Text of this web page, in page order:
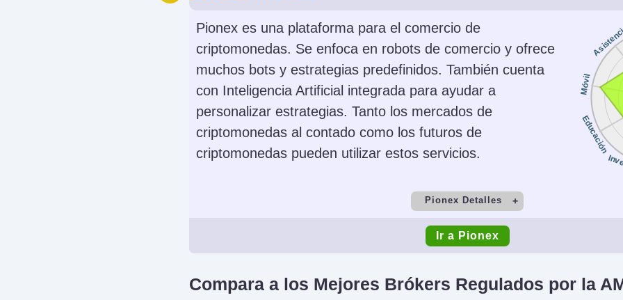
No
SEC,
OAM,
Instrumentos
Criptomonedas, Acciones,
ETFs, Opciones OTC,
Plataformas
Own, TradingView
USD,
NZD,
DKK,
DCA Auto-Staking No
Educación
Móvil
Pionex es una plataforma para el comercio de
criptomonedas. Se enfoca en robots de comercio y ofrece
muchos bots y estrategias predefinidos. También cuenta
con Inteligencia Artificial integrada para ayudar a
personalizar estrategias. Tanto los mercados de
criptomonedas al contado como los futuros de
criptomonedas pueden utilizar estos servicios.
Pionex Detalles
Depósito Mínimo
$0
Ir a Pionex
Compara a los Mejores Brókers Regulados por la